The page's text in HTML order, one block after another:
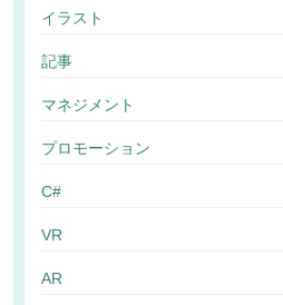
イラスト
記事
マネジメント
プロモーション
C#
VR
AR